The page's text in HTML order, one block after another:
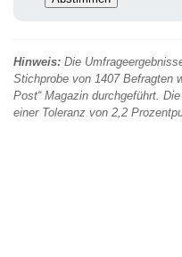
Hinweis: Die
Stichprobe von 1407 Befragten
Post“ Magazin durchgeführt.
einer Toleranz von 2,2